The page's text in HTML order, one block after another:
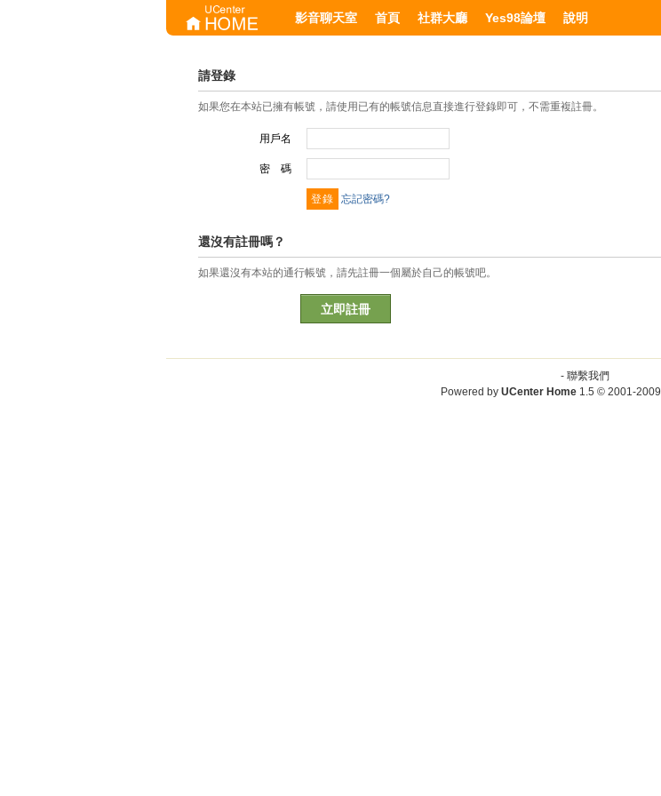
影音聊天室 首頁 社群大廳 Yes98論壇 說明
請登錄
如果您在本站已擁有帳號，請使用已有的帳號信息直接進行登錄即可，不需重複註冊。
用戶名
密 碼
忘記密碼?
還沒有註冊嗎？
如果還沒有本站的通行帳號，請先註冊一個屬於自己的帳號吧。
立即註冊
- 聯繫我們
Powered by UCenter Home 1.5 © 2001-2009